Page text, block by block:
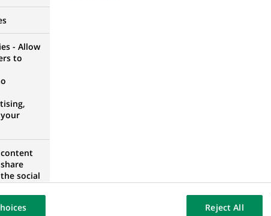
Assistant - Lisbonne, H/F
recherche ?
vous proposerons les
votre profil !
- Allow
to
social
the
website
on a
Reject All